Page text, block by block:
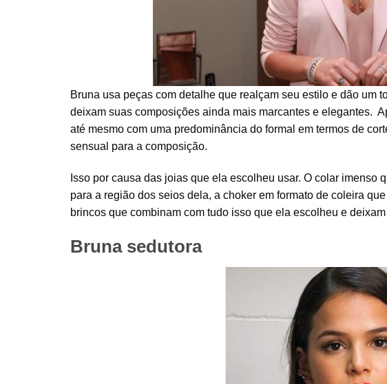
Bruna usa peças com detalhe que realçam seu estilo e dão um
deixam suas composições ainda mais marcantes e elegantes.
até mesmo com uma predominância do formal em termos de
sensual para a composição.
Isso por causa das joias que ela escolheu usar. O colar imenso
para a região dos seios dela, a choker em formato de coleira
brincos que combinam com tudo isso que ela escolheu e
Bruna sedutora